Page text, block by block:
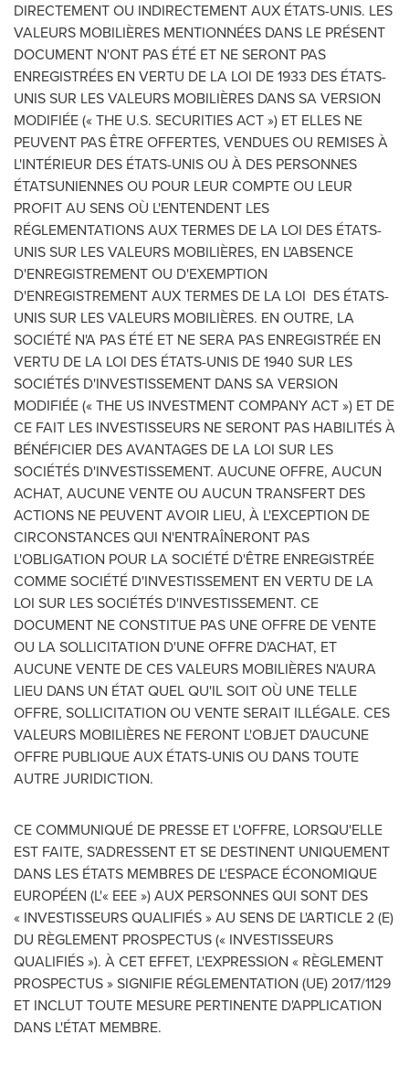
DIRECTEMENT OU INDIRECTEMENT AUX ÉTATS-UNIS. LES
VALEURS MOBILIÈRES MENTIONNÉES DANS LE PRÉSENT
DOCUMENT N'ONT PAS ÉTÉ ET NE SERONT PAS
ENREGISTRÉES EN VERTU DE LA LOI DE 1933 DES ÉTATS-
UNIS SUR LES VALEURS MOBILIÈRES DANS SA VERSION
MODIFIÉE (« THE U.S. SECURITIES ACT ») ET ELLES NE
PEUVENT PAS ÊTRE OFFERTES, VENDUES OU REMISES À
L'INTÉRIEUR DES ÉTATS-UNIS OU À DES PERSONNES
ÉTATSUNIENNES OU POUR LEUR COMPTE OU LEUR
PROFIT AU SENS OÙ L'ENTENDENT LES
RÉGLEMENTATIONS AUX TERMES DE LA LOI DES ÉTATS-
UNIS SUR LES VALEURS MOBILIÈRES, EN L'ABSENCE
D'ENREGISTREMENT OU D'EXEMPTION
D'ENREGISTREMENT AUX TERMES DE LA LOI DES ÉTATS-
UNIS SUR LES VALEURS MOBILIÈRES. EN OUTRE, LA
SOCIÉTÉ N'A PAS ÉTÉ ET NE SERA PAS ENREGISTRÉE EN
VERTU DE LA LOI DES ÉTATS-UNIS DE 1940 SUR LES
SOCIÉTÉS D'INVESTISSEMENT DANS SA VERSION
MODIFIÉE (« THE US INVESTMENT COMPANY ACT ») ET DE
CE FAIT LES INVESTISSEURS NE SERONT PAS HABILITÉS À
BÉNÉFICIER DES AVANTAGES DE LA LOI SUR LES
SOCIÉTÉS D'INVESTISSEMENT. AUCUNE OFFRE, AUCUN
ACHAT, AUCUNE VENTE OU AUCUN TRANSFERT DES
ACTIONS NE PEUVENT AVOIR LIEU, À L'EXCEPTION DE
CIRCONSTANCES QUI N'ENTRAÎNERONT PAS
L'OBLIGATION POUR LA SOCIÉTÉ D'ÊTRE ENREGISTRÉE
COMME SOCIÉTÉ D'INVESTISSEMENT EN VERTU DE LA
LOI SUR LES SOCIÉTÉS D'INVESTISSEMENT. CE
DOCUMENT NE CONSTITUE PAS UNE OFFRE DE VENTE
OU LA SOLLICITATION D'UNE OFFRE D'ACHAT, ET
AUCUNE VENTE DE CES VALEURS MOBILIÈRES N'AURA
LIEU DANS UN ÉTAT QUEL QU'IL SOIT OÙ UNE TELLE
OFFRE, SOLLICITATION OU VENTE SERAIT ILLÉGALE. CES
VALEURS MOBILIÈRES NE FERONT L'OBJET D'AUCUNE
OFFRE PUBLIQUE AUX ÉTATS-UNIS OU DANS TOUTE
AUTRE JURIDICTION.
CE COMMUNIQUÉ DE PRESSE ET L'OFFRE, LORSQU'ELLE
EST FAITE, S'ADRESSENT ET SE DESTINENT UNIQUEMENT
DANS LES ÉTATS MEMBRES DE L'ESPACE ÉCONOMIQUE
EUROPÉEN (L'« EEE ») AUX PERSONNES QUI SONT DES
« INVESTISSEURS QUALIFIÉS » AU SENS DE L'ARTICLE 2 (E)
DU RÈGLEMENT PROSPECTUS (« INVESTISSEURS
QUALIFIÉS »). À CET EFFET, L'EXPRESSION « RÈGLEMENT
PROSPECTUS » SIGNIFIE RÉGLEMENTATION (UE) 2017/1129
ET INCLUT TOUTE MESURE PERTINENTE D'APPLICATION
DANS L'ÉTAT MEMBRE.